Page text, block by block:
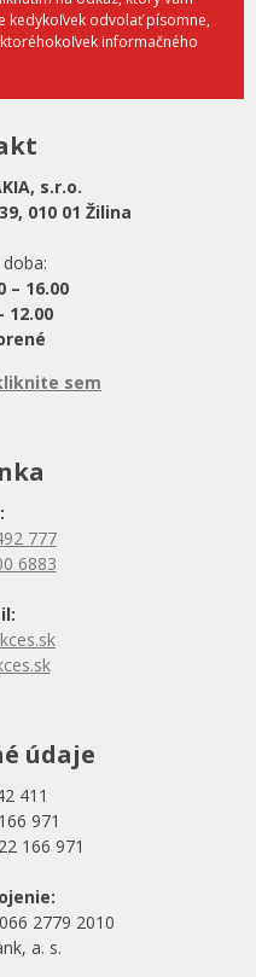
kedykoľvek odvolať písomne,
informačného
s.r.o.
010 01 Žilina
– 16.00
12.00
sem
777
6883
údaje
411
971
166 971
2779 2010
a. s.